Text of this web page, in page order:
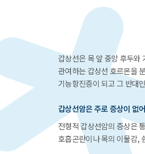
갑상선은 목 앞 중앙 후두
관여하는 갑상선 호르몬을
기능항진증이 되고 그 반대
갑상선암은 주로 증상이 없
전형적 갑상선암의 증상은
호흡곤란이나 목의 이물감,